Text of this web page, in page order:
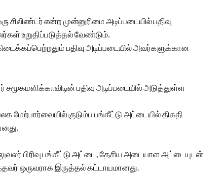
சிலிண்டர் என்ற முன்னுரிமை அடிப்படையில் பதிவு
உறுதிப்படுத்தல் வேண்டும்.
பதிவு அடிப்படையில் அவர்களுக்கான
பதிவு அடிப்படையில் அடுத்துள்ள
மேற்பார்வையில் குடும்ப பங்கீட்டு அட்டையில் திகதி
பிரிவு பங்கீட்டு அட்டை, தேசிய அடையாள அட்டையுடன்
ஒருவராக இருத்தல் கட்டாயமானது.